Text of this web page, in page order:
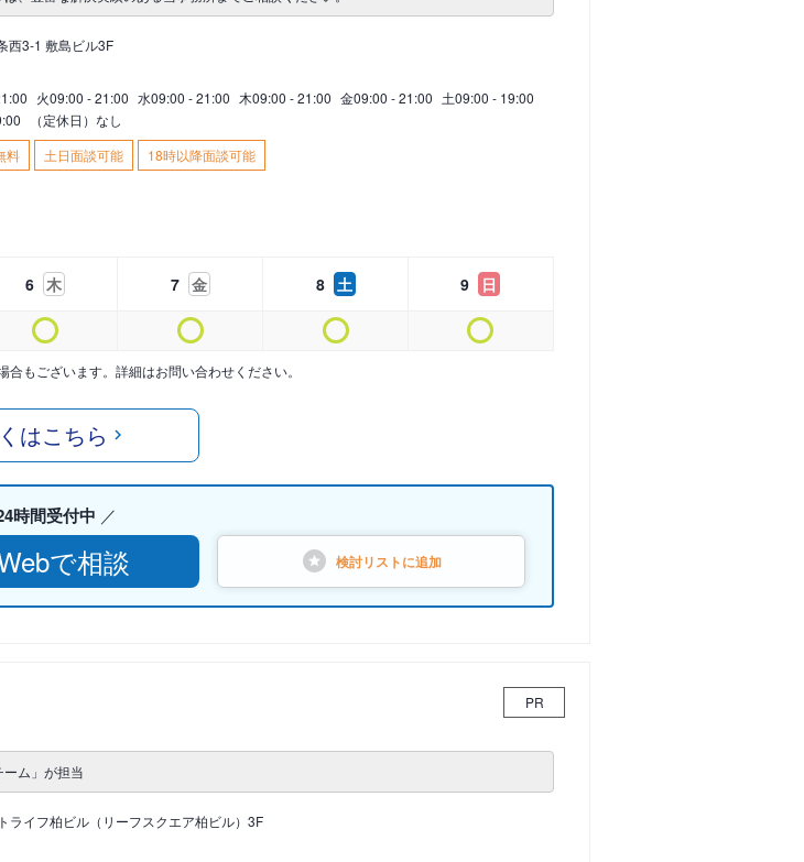
西3-1 敷島ビル3F
火09:00 - 21:00 水09:00 - 21:00 木09:00 - 21:00 金09:00 - 21:00 土09:00 - 19:00
（定休日）なし
料 土日面談可能 18時以降面談可能
6 木 7 金 8 土 9 日
もございます。詳細はお問い合わせください。
はこちら
時間受付中
で相談 検討リストに追加
PR
ム」が担当
ライフ柏ビル（リーフスクエア柏ビル）3F